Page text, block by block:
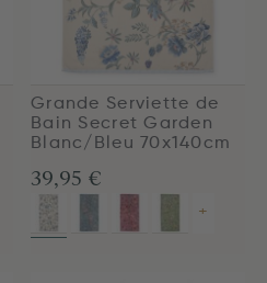
Grande Serviette de
Bain Secret Garden
Blanc/Bleu 70x140cm
39,95 €
+